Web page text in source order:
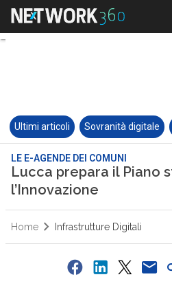
Ultimi articoli Sovranità digitale
LE E-AGENDE DEI COMUNI
Lucca prepara il Piano
l’Innovazione
Home Infrastrutture Digitali